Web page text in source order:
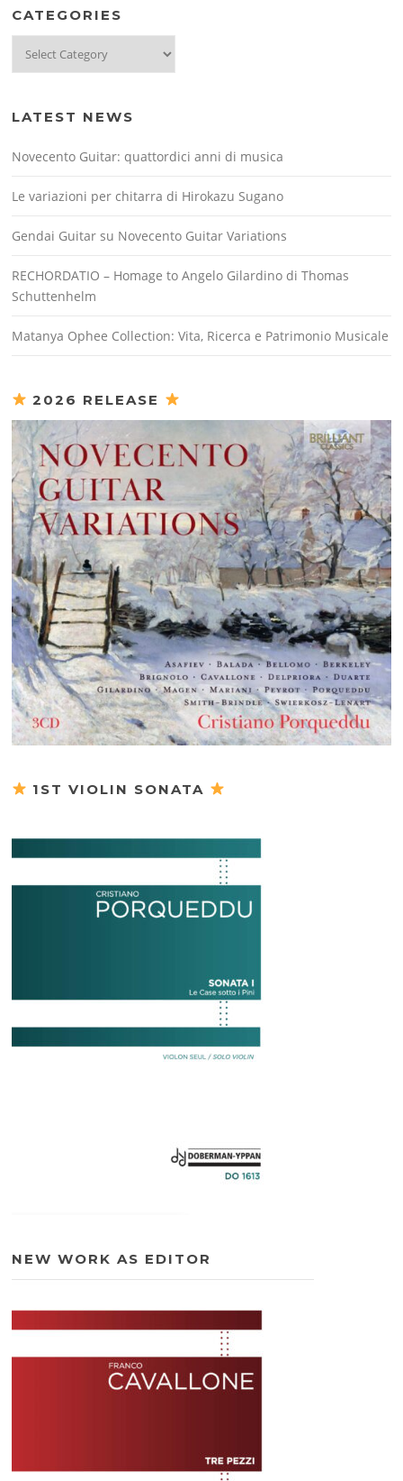
CATEGORIES
LATEST NEWS
Novecento Guitar: quattordici anni di musica
Le variazioni per chitarra di Hirokazu Sugano
Gendai Guitar su Novecento Guitar Variations
RECHORDATIO – Homage to Angelo Gilardino di Thomas
Schuttenhelm
Matanya Ophee Collection: Vita, Ricerca e Patrimonio Musicale
2026 RELEASE
1ST VIOLIN SONATA
NEW WORK AS EDITOR